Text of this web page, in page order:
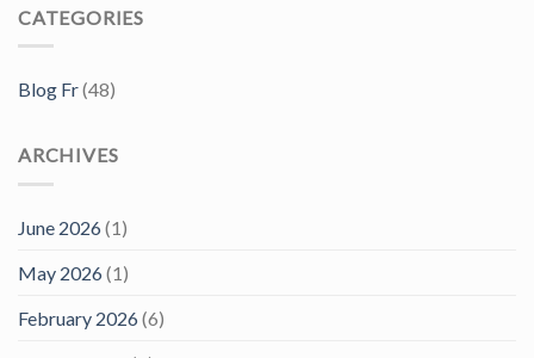
CATEGORIES
Blog Fr(48)
ARCHIVES
June 2026(1)
May 2026(1)
February 2026(6)